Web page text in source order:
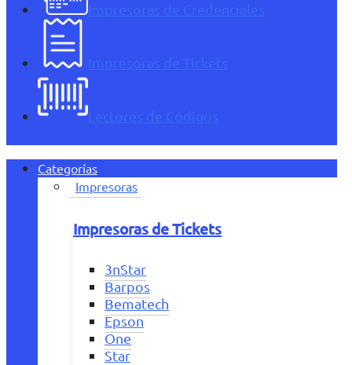
Impresoras de Credenciales
Impresoras de Tickets
Lectores de Códigos
Categorías
Impresoras
Impresoras de Tickets
3nStar
Barpos
Bematech
Epson
One
Star